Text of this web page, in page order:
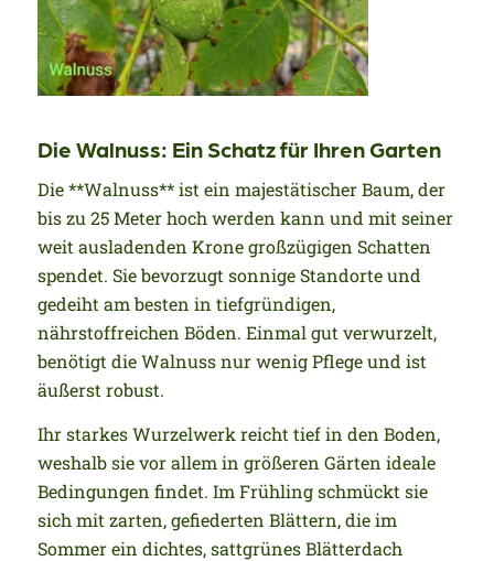
Die Walnuss: Ein Schatz für Ihren Garten
Die **Walnuss** ist ein majestätischer Baum, der
bis zu 25 Meter hoch werden kann und mit seiner
weit ausladenden Krone großzügigen Schatten
spendet. Sie bevorzugt sonnige Standorte und
gedeiht am besten in tiefgründigen,
nährstoffreichen Böden. Einmal gut verwurzelt,
benötigt die Walnuss nur wenig Pflege und ist
äußerst robust.
Ihr starkes Wurzelwerk reicht tief in den Boden,
weshalb sie vor allem in größeren Gärten ideale
Bedingungen findet. Im Frühling schmückt sie
sich mit zarten, gefiederten Blättern, die im
Sommer ein dichtes, sattgrünes Blätterdach